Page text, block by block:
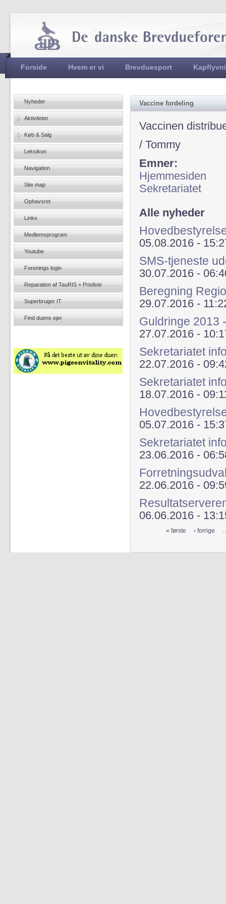
Hovedmenu
Forside Hvem er vi Brevduesport
Vaccine fordeling
Vaccinen
/ Tommy
Emner:
Hjemmesiden
Sekretariatet
Alle nyheder
05.08.2016 -
SMS-tjeneste
30.07.2016 -
Beregning
29.07.2016 -
Guldringe 2013
27.07.2016 -
Sekretariatet
22.07.2016 -
Sekretariatet
18.07.2016 -
05.07.2016 -
Sekretariatet
23.06.2016 -
22.06.2016 -
06.06.2016 -
« første ‹ forrige
Nyheder
Aktiviteter
Køb & Salg
Leksikon
Navigation
Site map
Ophavsret
Links
Medlemsprogram
Youtube
Forenings login
Reparation af TauRIS + Prisliste
Superbruger IT
Find duens ejer